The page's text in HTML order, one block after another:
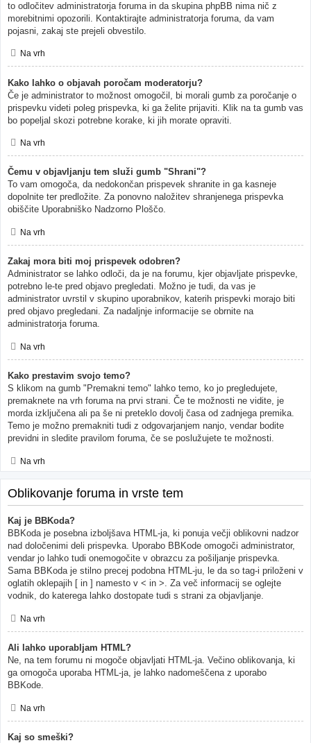
to odločitev administratorja foruma in da skupina phpBB nima nič z
morebitnimi opozorili. Kontaktirajte administratorja foruma, da vam
pojasni, zakaj ste prejeli obvestilo.
Na vrh
Kako lahko o objavah poročam moderatorju?
Če je administrator to možnost omogočil, bi morali gumb za poročanje o
prispevku videti poleg prispevka, ki ga želite prijaviti. Klik na ta gumb vas
bo popeljal skozi potrebne korake, ki jih morate opraviti.
Na vrh
Čemu v objavljanju tem služi gumb "Shrani"?
To vam omogoča, da nedokončan prispevek shranite in ga kasneje
dopolnite ter predložite. Za ponovno naložitev shranjenega prispevka
obiščite Uporabniško Nadzorno Ploščo.
Na vrh
Zakaj mora biti moj prispevek odobren?
Administrator se lahko odloči, da je na forumu, kjer objavljate prispevke,
potrebno le-te pred objavo pregledati. Možno je tudi, da vas je
administrator uvrstil v skupino uporabnikov, katerih prispevki morajo biti
pred objavo pregledani. Za nadaljnje informacije se obrnite na
administratorja foruma.
Na vrh
Kako prestavim svojo temo?
S klikom na gumb "Premakni temo" lahko temo, ko jo pregledujete,
premaknete na vrh foruma na prvi strani. Če te možnosti ne vidite, je
morda izključena ali pa še ni preteklo dovolj časa od zadnjega premika.
Temo je možno premakniti tudi z odgovarjanjem nanjo, vendar bodite
previdni in sledite pravilom foruma, če se poslužujete te možnosti.
Na vrh
Oblikovanje foruma in vrste tem
Kaj je BBKoda?
BBKoda je posebna izboljšava HTML-ja, ki ponuja večji oblikovni nadzor
nad določenimi deli prispevka. Uporabo BBKode omogoči administrator,
vendar jo lahko tudi onemogočite v obrazcu za pošiljanje prispevka.
Sama BBKoda je stilno precej podobna HTML-ju, le da so tag-i priloženi v
oglatih oklepajih [ in ] namesto v < in >. Za več informacij se oglejte
vodnik, do katerega lahko dostopate tudi s strani za objavljanje.
Na vrh
Ali lahko uporabljam HTML?
Ne, na tem forumu ni mogoče objavljati HTML-ja. Večino oblikovanja, ki
ga omogoča uporaba HTML-ja, je lahko nadomeščena z uporabo
BBKode.
Na vrh
Kaj so smeški?